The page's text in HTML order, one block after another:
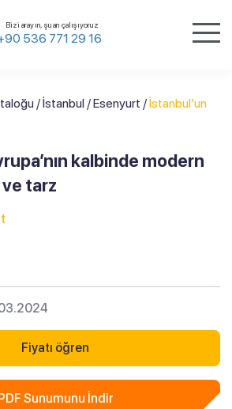
Bizi arayın, şu an çalışıyoruz
536 771 29 16
/İstanbul /Esenyurt /İstanbul’un
kalbinde modern
tarz
Fiyatı öğren
Sunumunu İndir